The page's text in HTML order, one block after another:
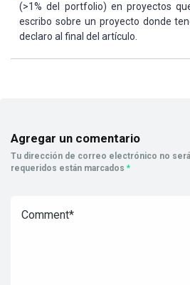
(>1% del portfolio) en proyectos
escribo sobre un proyecto donde
declaro al final del artículo.
Agregar un comentario
Tu dirección de correo electrónico no será
requeridos están marcados *